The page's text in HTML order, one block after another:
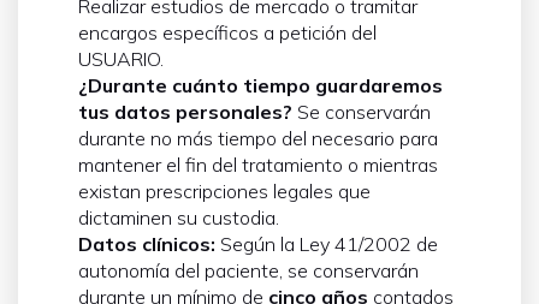
Realizar estudios de mercado o tramitar
encargos específicos a petición del
USUARIO.
¿Durante cuánto tiempo guardaremos
tus datos personales? Se conservarán
durante no más tiempo del necesario para
mantener el fin del tratamiento o mientras
existan prescripciones legales que
dictaminen su custodia.
Datos clínicos: Según la Ley 41/2002 de
autonomía del paciente, se conservarán
durante un mínimo de cinco años contados